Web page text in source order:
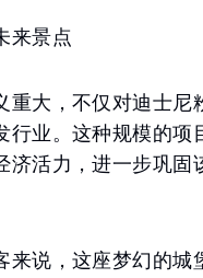
来景点
重大，不仅对迪士尼
行业。这种规模的项
济活力，进一步巩固
来说，这座梦幻的城